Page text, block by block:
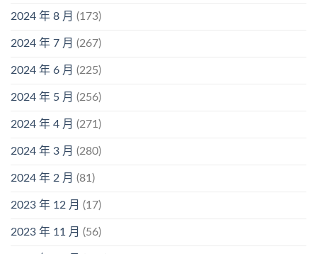
2024 年 8 月 (173)
2024 年 7 月 (267)
2024 年 6 月 (225)
2024 年 5 月 (256)
2024 年 4 月 (271)
2024 年 3 月 (280)
2024 年 2 月 (81)
2023 年 12 月 (17)
2023 年 11 月 (56)